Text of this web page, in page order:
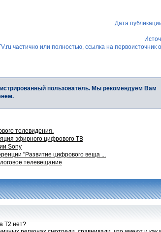
Дата
частично или полностью, ссылка на первоисточник
пользователь. Мы рекомендуем Вам
телевидения.
эфирного цифрового TB
Sony
"Развитие цифрового веща ...
телевещание
T2 нет?